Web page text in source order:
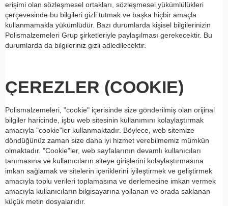
erişimi olan sözleşmesel ortakları, sözleşmesel yükümlülükleri
çerçevesinde bu bilgileri gizli tutmak ve başka hiçbir amaçla
kullanmamakla yükümlüdür. Bazı durumlarda kişisel bilgilerinizin
Polismalzemeleri Grup şirketleriyle paylaşılması gerekecektir. Bu
durumlarda da bilgileriniz gizli adledilecektir.
ÇEREZLER (COOKIE)
Polismalzemeleri, "cookie" içerisinde size gönderilmiş olan orijinal
bilgiler haricinde, işbu web sitesinin kullanımını kolaylaştırmak
amacıyla "cookie"ler kullanmaktadır. Böylece, web sitemize
döndüğünüz zaman size daha iyi hizmet verebilmemiz mümkün
olmaktadır. "Cookie"ler, web sayfalarının devamlı kullanıcıları
tanımasına ve kullanıcıların siteye girişlerini kolaylaştırmasına
imkan sağlamak ve sitelerin içeriklerini iyileştirmek ve geliştirmek
amacıyla toplu verileri toplamasına ve derlemesine imkan vermek
amacıyla kullanıcıların bilgisayarına yollanan ve orada saklanan
küçük metin dosyalarıdır.